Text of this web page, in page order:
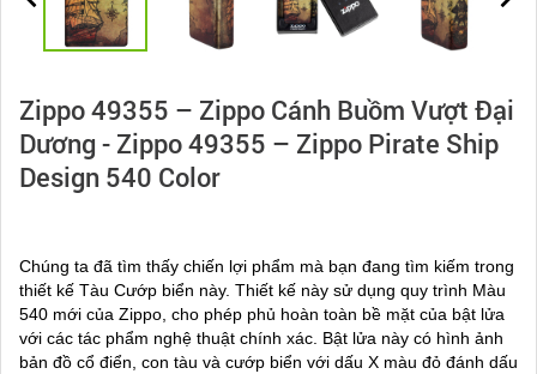
Zippo 49355 – Zippo Cánh Buồm Vượt Đại
Dương - Zippo 49355 – Zippo Pirate Ship
Design 540 Color
Chúng ta đã tìm thấy chiến lợi phẩm mà bạn đang tìm kiếm trong
thiết kế Tàu Cướp biển này. Thiết kế này sử dụng quy trình Màu
540 mới của Zippo, cho phép phủ hoàn toàn bề mặt của bật lửa
với các tác phẩm nghệ thuật chính xác. Bật lửa này có hình ảnh
bản đồ cổ điển, con tàu và cướp biển với dấu X màu đỏ đánh dấu